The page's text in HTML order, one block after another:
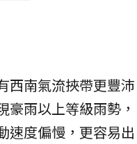
西南氣流挾帶更豐沛
雨以上等級雨勢，
速度偏慢，更容易出